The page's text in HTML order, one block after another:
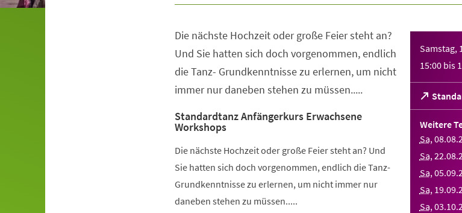
Samstag,
15:00 bis
(Öffnet
in
einem
Tab)
Weitere
Sa,08.08.
Sa,22.08.
Sa,05.09.
Sa, 19.09.
Sa,03.10.
Die nächste Hochzeit oder große Feier steht an?
Und Sie hatten sich doch vorgenommen, endlich
die Tanz- Grundkenntnisse zu erlernen, um nicht
immer nur daneben stehen zu müssen.....
Standardtanz Anfängerkurs Erwachsene
Workshops
Die nächste Hochzeit oder große Feier steht an? Und
Sie hatten sich doch vorgenommen, endlich die Tanz-
Grundkenntnisse zu erlernen, um nicht immer nur
daneben stehen zu müssen.....